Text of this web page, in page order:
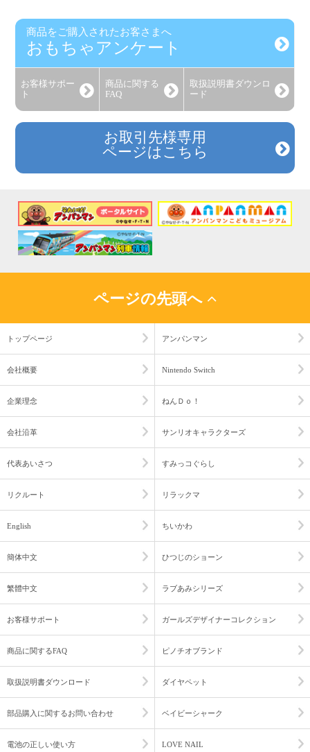
商品をご購入されたお客さまへ
おもちゃアンケート
お客様サポー
ト
商品に関する
FAQ
取扱説明書 ダウンロ
ード
お取引先様専用
ページはこちら
ページの先頭へ
トップページ
会社概要
企業理念
会社沿革
代表あいさつ
リクルート
English
簡体中文
繁體中文
お客様サポート
商品に関するFAQ
取扱説明書ダウンロード
部品購入に関するお問い合わせ
電池の正しい使い方
アンパンマン
Nintendo Switch
ねんＤｏ！
サンリオキャラクターズ
すみっコぐらし
リラックマ
ちいかわ
ひつじのショーン
ラブあみシリーズ
ガールズデザイナーコレクション
ピノチオブランド
ダイヤペット
ベイビーシャーク
LOVE NAIL